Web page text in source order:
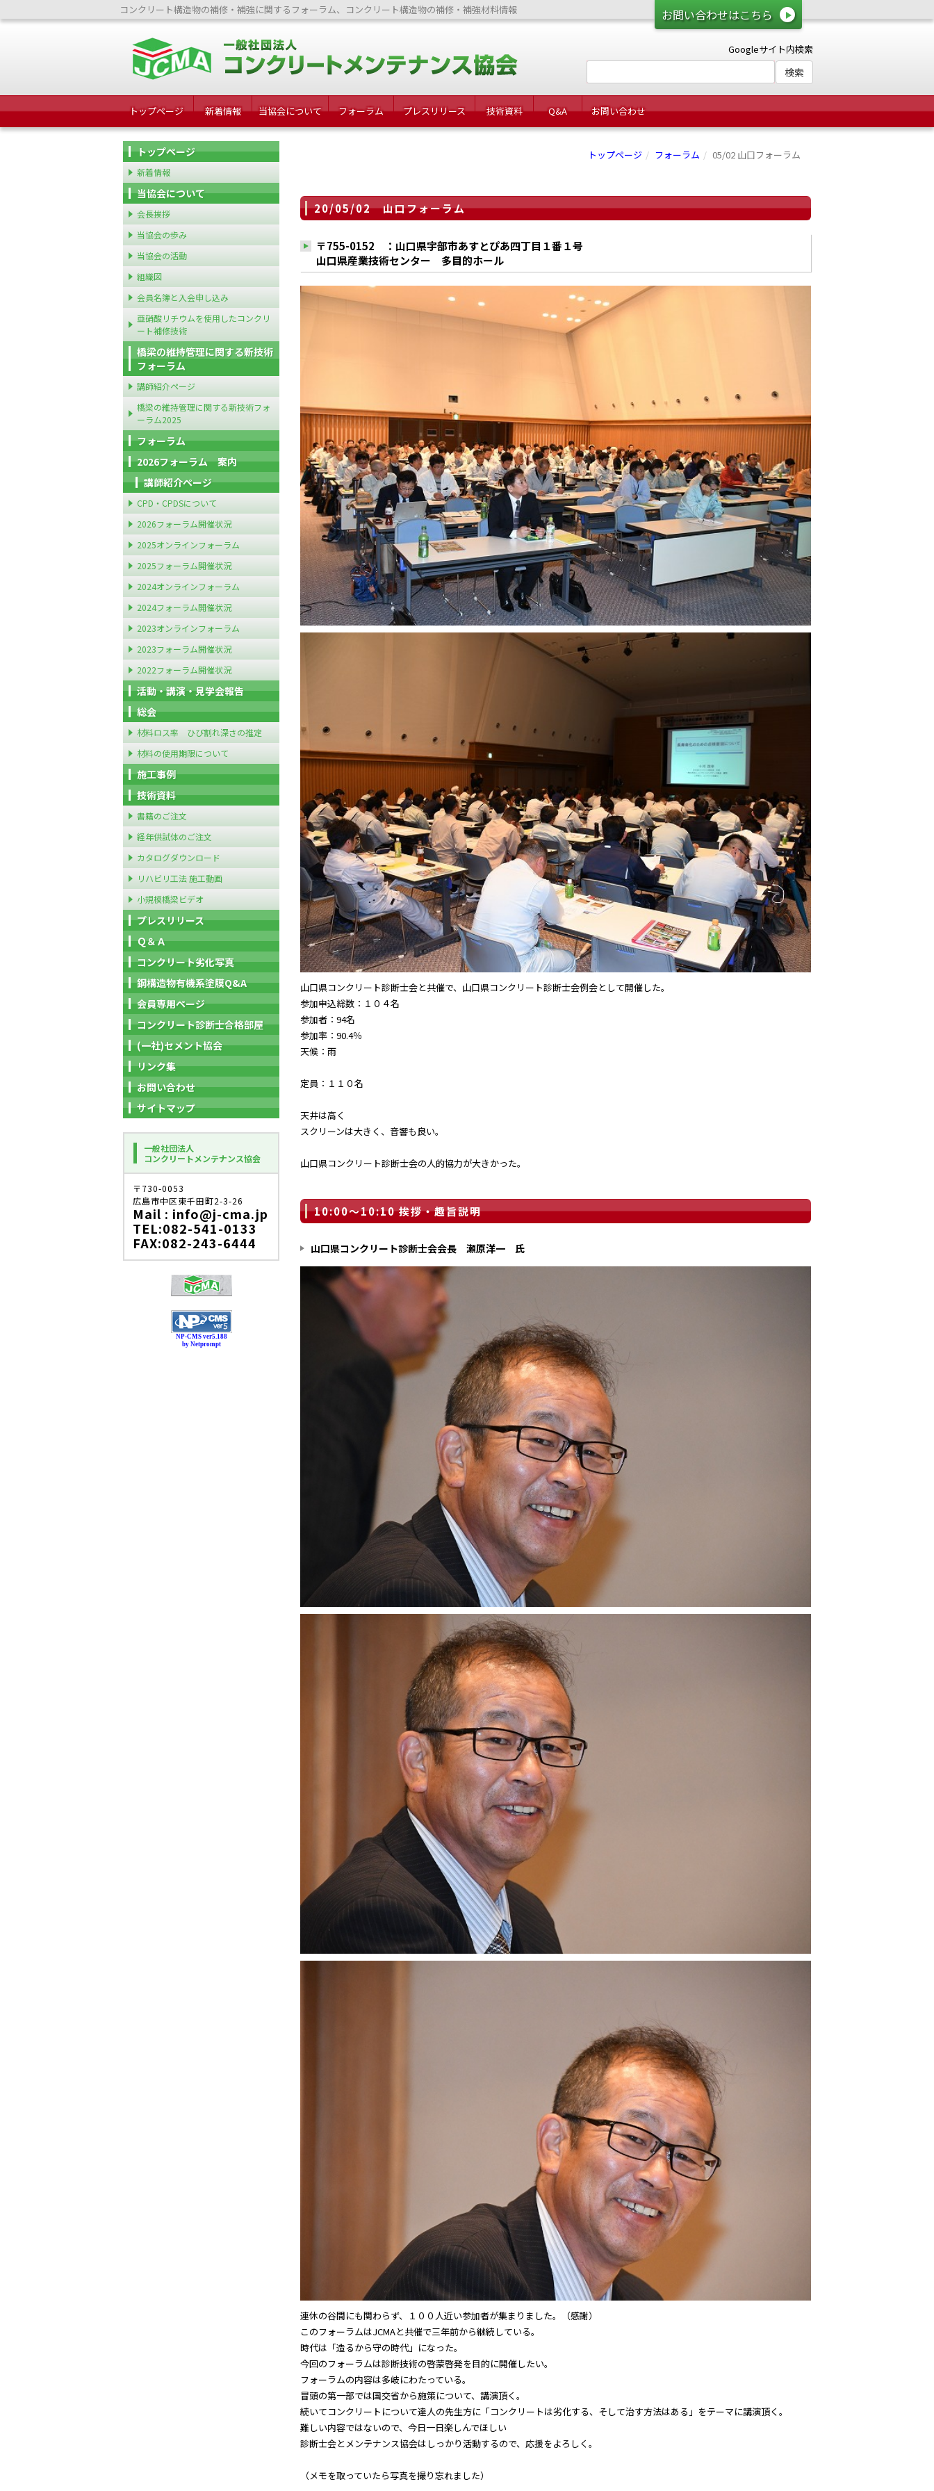
お問い合わせはこちら
コンクリート構造物の補修・補強に関するフォーラム、コンクリート構造物の補修・補強材料情報
Googleサイト内検索
トップページ 新着情報 当協会について フォーラム プレスリリース 技術資料 Q&A お問い合わせ
トップページ フォーラム 05/02 山口フォーラム
20/05/02 山口フォーラム
〒755-0152 ：山口県宇部市あすとぴあ四丁目１番１号
山口県産業技術センター 多目的ホール
山口県コンクリート診断士会と共催で、山口県コンクリート診断士会例会として開催した。
参加申込総数：１０４名
参加者：94名
参加率：90.4％
天候：雨
定員：１１０名
天井は高く
スクリーンは大きく、音響も良い。
山口県コンクリート診断士会の人的協力が大きかった。
10:00～10:10 挨拶・趣旨説明
山口県コンクリート診断士会会長 瀬原洋一 氏
連休の谷間にも関わらず、１００人近い参加者が集まりました。（感謝）
このフォーラムはJCMAと共催で三年前から継続している。
時代は「造るから守の時代」になった。
今回のフォーラムは診断技術の啓蒙啓発を目的に開催したい。
フォーラムの内容は多岐にわたっている。
冒頭の第一部では国交省から施策について、講演頂く。
続いてコンクリートについて達人の先生方に「コンクリートは劣化する、そして治す方法はある」をテーマに講演頂く。
難しい内容ではないので、今日一日楽しんでほしい
診断士会とメンテナンス協会はしっかり活動するので、応援をよろしく。
（メモを取っていたら写真を撮り忘れました）
トップページ
新着情報
当協会について
会長挨拶
当協会の歩み
当協会の活動
組織図
会員名簿と入会申し込み
亜硝酸リチウムを使用したコンクリ
ート補修技術
橋梁の維持管理に関する新技術
フォーラム
講師紹介ページ
橋梁の維持管理に関する新技術フォ
ーラム2025
フォーラム
2026フォーラム 案内
講師紹介ページ
CPD・CPDSについて
2026フォーラム開催状況
2025オンラインフォーラム
2025フォーラム開催状況
2024オンラインフォーラム
2024フォーラム開催状況
2023オンラインフォーラム
2023フォーラム開催状況
2022フォーラム開催状況
活動・講演・見学会報告
総会
材料ロス率 ひび割れ深さの推定
材料の使用期限について
施工事例
技術資料
書籍のご注文
経年供試体のご注文
カタログダウンロード
リハビリ工法 施工動画
小規模橋梁ビデオ
プレスリリース
Ｑ＆Ａ
コンクリート劣化写真
鋼構造物有機系塗膜Q&A
会員専用ページ
コンクリート診断士合格部屋
(一社)セメント協会
リンク集
お問い合わせ
サイトマップ
一般社団法人
コンクリートメンテナンス協会
〒730-0053
広島市中区東千田町2-3-26
Mail : info@j-cma.jp
TEL:082-541-0133
FAX:082-243-6444
NP-CMS ver5.188
by Netprompt